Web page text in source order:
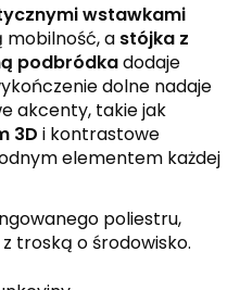
wstawkami
mobilność, a stójka z
podbródkadodaje
dolne nadaje
akcenty, takie jak
3D i kontrastowe
elementem każdej
poliestru,
troską o środowisko.